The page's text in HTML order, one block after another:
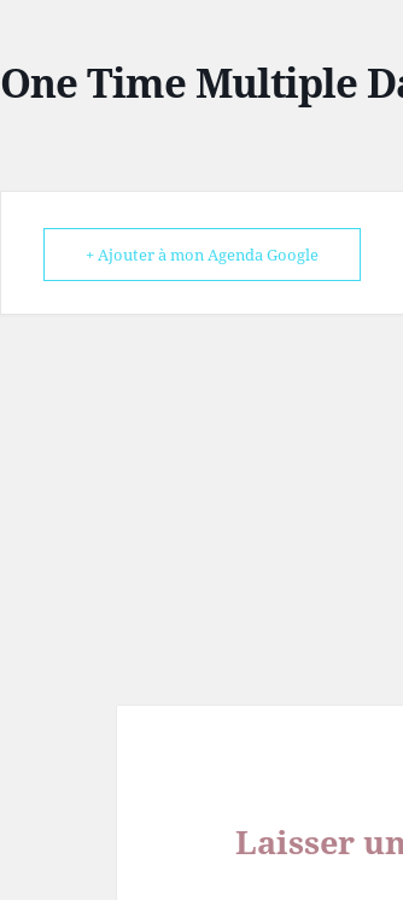
One Time Multiple
+ Ajouter à mon Agenda Google
Laisser